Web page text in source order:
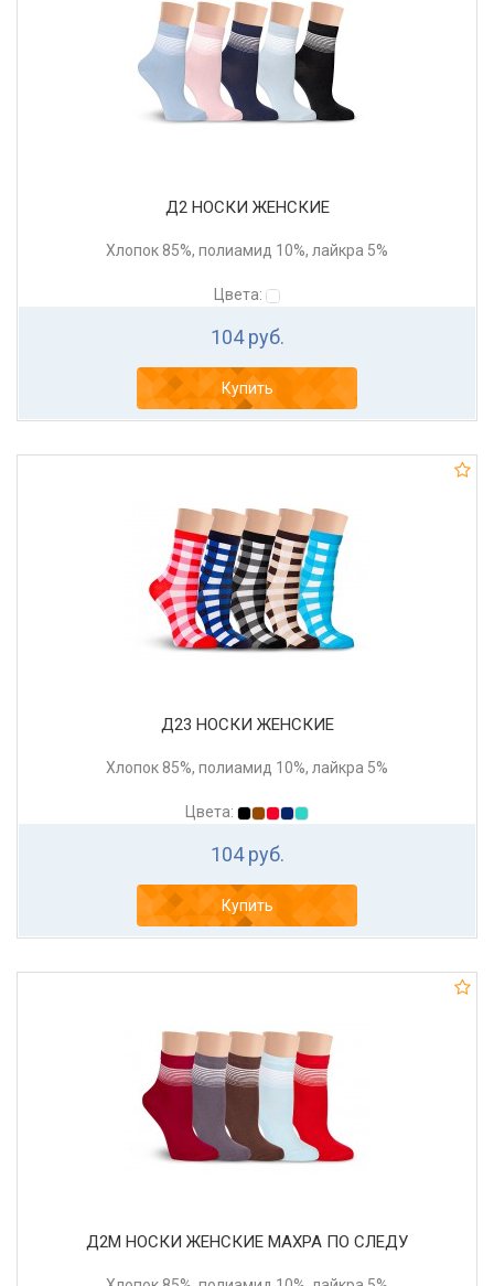
Д2 НОСКИ ЖЕНСКИЕ
Хлопок 85%, полиамид 10%, лайкра 5%
Цвета:
104 руб.
Купить
Д23 НОСКИ ЖЕНСКИЕ
Хлопок 85%, полиамид 10%, лайкра 5%
Цвета:
104 руб.
Купить
Д2М НОСКИ ЖЕНСКИЕ МАХРА ПО СЛЕДУ